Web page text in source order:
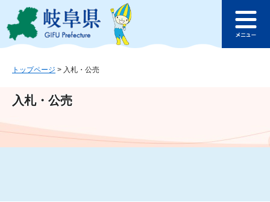
ジ
ュ
文
このページの本文へ
ュ
トップページ > 入札・公売
入札・公売